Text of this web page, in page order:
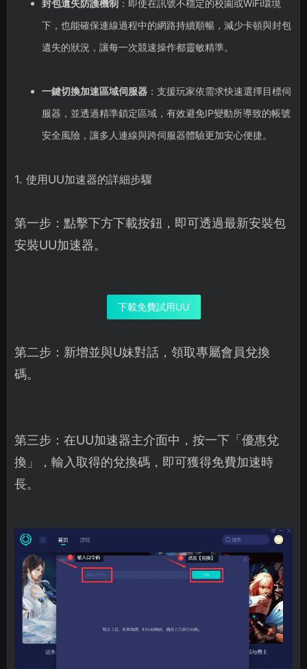
封包遺失防護機制 ：即使在訊號不穩定的校園或WiFi環境
下，也能確保連線過程中的網路持續順暢，減少卡頓與封包
遺失的狀況，讓每一次競速操作都靈敏精準。
一鍵切換加速區域伺服器：支援玩家依需求快速選擇目標伺
服器，並透過精準鎖定區域，有效避免IP變動所導致的帳號
安全風險，讓多人連線與跨伺服器體驗更加安心便捷。
1. 使用UU加速器的詳細步驟
第一步：點擊下方下載按鈕，即可透過最新安裝包
安裝UU加速器。
下載免費試用UU
第二步：新增並與U妹對話，領取專屬會員兌換
碼。
第三步：在UU加速器主介面中，按一下「優惠兌
換」，輸入取得的兌換碼，即可獲得免費加速時
長。